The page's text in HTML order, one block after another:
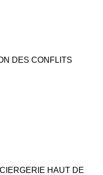
DES CONFLITS
HAUT DE